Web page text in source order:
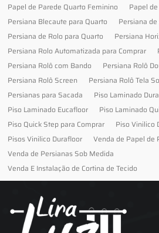
Papel de Parede Quarto Feminino
Papel
Persiana Blecaute para Quarto
Persiana
Persiana de Rolo para Quarto
Persiana
Persiana Rolo Automatizada para Comprar
Persiana Rolô com Bando
Persiana Rolô
Persiana Rolô Screen
Persiana Rolô Tela
Persianas para Sacada
Piso Laminado
Piso Laminado Eucafloor
Piso Laminado
Piso Quick Step para Comprar
Piso Vinilico
Pisos Vinilico Durafloor
Venda de Papel de
Venda de Persianas Sob Medida
Venda E Instalação de Cortina de Tecido